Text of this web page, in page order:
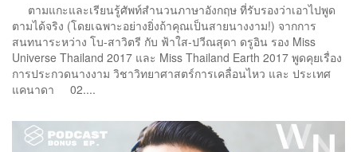
ตามแกะและเรียนรู้ศัพท์สำนวนภาษาอังกฤษ ที่รับรองว่าเอาไปพูด
ตามได้จริง (โดยเฉพาะอย่างยิ่งถ้าคุณเป็นสายนางงาม!) จากการ
สนทนาระหว่าง โบ-สาวิตรี กับ ฟ้าใส-ปวีณสุดา ดรูอิน รอง Miss
Universe Thailand 2017 และ Miss Thailand Earth 2017 พูดคุยเรื่อง
การประกวดนางงาม วิชาวิทยาศาสตร์การเคลื่อนไหว และ ประเทศ
แคนาดา 02....